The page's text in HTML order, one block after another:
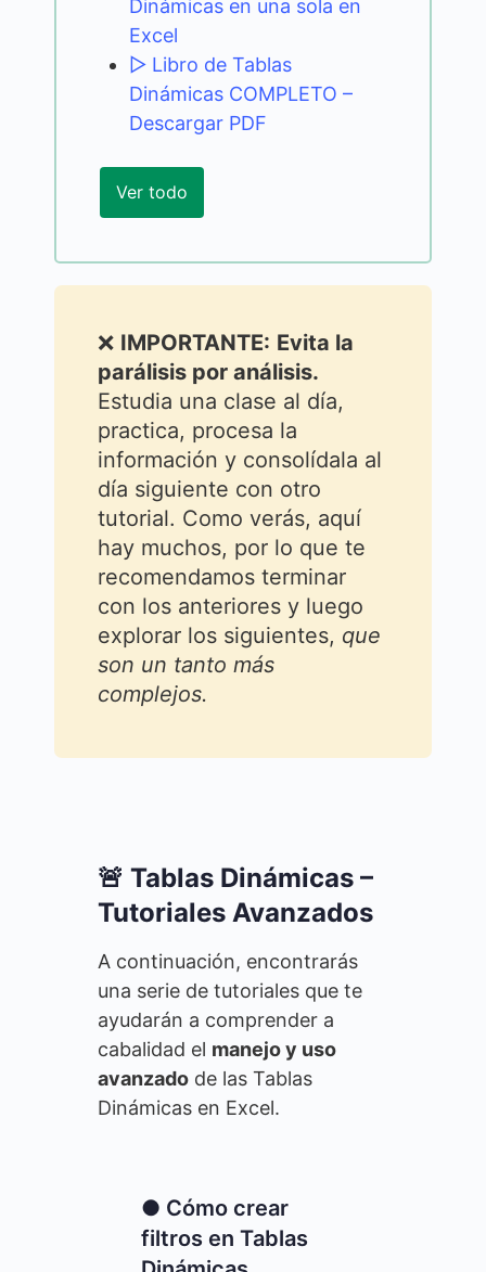
Dinámicas en una sola en
Excel
▷ Libro de Tablas
Dinámicas COMPLETO –
Descargar PDF
Ver todo
❌ IMPORTANTE: Evita la
parálisis por análisis.
Estudia una clase al día,
practica, procesa la
información y consolídala al
día siguiente con otro
tutorial. Como verás, aquí
hay muchos, por lo que te
recomendamos terminar
con los anteriores y luego
explorar los siguientes, que
son un tanto más
complejos.
🚨 Tablas Dinámicas –
Tutoriales Avanzados
A continuación, encontrarás
una serie de tutoriales que te
ayudarán a comprender a
cabalidad el manejo y uso
avanzado de las Tablas
Dinámicas en Excel.
● Cómo crear
filtros en Tablas